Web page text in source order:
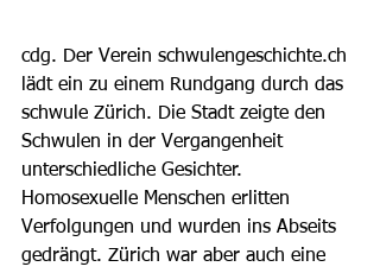
cdg. Der Verein schwulengeschichte.ch
lädt ein zu einem Rundgang durch das
schwule Zürich. Die Stadt zeigte den
Schwulen in der Vergangenheit
unterschiedliche Gesichter.
Homosexuelle Menschen erlitten
Verfolgungen und wurden ins Abseits
gedrängt. Zürich war aber auch eine